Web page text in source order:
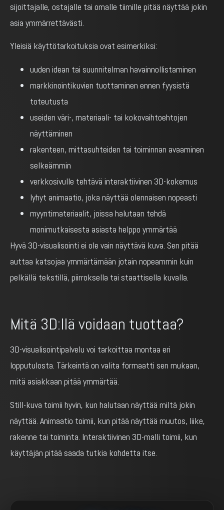
sijoittajalle, ostajalle tai omalle tiimille pitää näyttää jokin
asia ymmärrettävästi.
Yleisiä käyttötarkoituksia ovat esimerkiksi:
uuden idean tai suunnitelman havainnollistaminen
markkinointikuvien tuottaminen ennen fyysistä
toteutusta
useiden väri-, materiaali- tai kokovaihtoehtojen
näyttäminen
rakenteen, mittasuhteiden tai toiminnan avaaminen
selkeämmin
verkkosivulle tehtävä interaktiivinen 3D-kokemus
lyhyt animaatio, joka näyttää olennaisen nopeasti
myyntimateriaalit, joissa halutaan tehdä
monimutkaisesta asiasta helppo ymmärtää
Hyvä 3D-visualisointi ei ole vain näyttävä kuva. Sen pitää
auttaa katsojaa ymmärtämään jotain nopeammin kuin
pelkällä tekstillä, piirroksella tai staattisella kuvalla.
Mitä 3D:llä voidaan tuottaa?
3D-visualisointipalvelu voi tarkoittaa montaa eri
lopputulosta. Tärkeintä on valita formaatti sen mukaan,
mitä asiakkaan pitää ymmärtää.
Still-kuva toimii hyvin, kun halutaan näyttää miltä jokin
näyttää. Animaatio toimii, kun pitää näyttää muutos, liike,
rakenne tai toiminta. Interaktiivinen 3D-malli toimii, kun
käyttäjän pitää saada tutkia kohdetta itse.